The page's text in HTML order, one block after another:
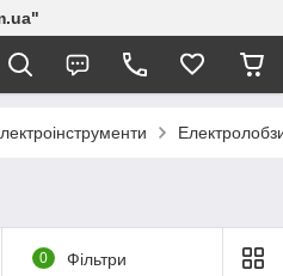
0 Фільтри